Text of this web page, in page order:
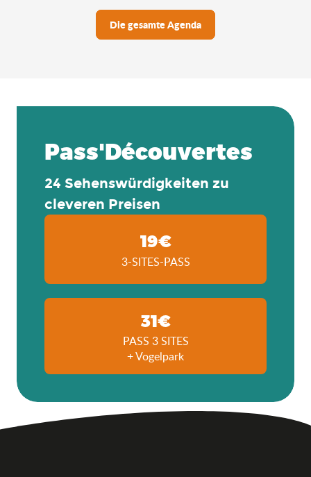
Die gesamte Agenda
Pass'Découvertes
24 Sehenswürdigkeiten zu
cleveren Preisen
19€
3-SITES-PASS
31€
PASS 3 SITES
+ Vogelpark